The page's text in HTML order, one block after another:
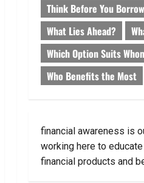
Think Before You Borrow
What Lies Ahead?
Which Option Suits
Who Benefits the Most
financial awareness is
working here to
financial products and